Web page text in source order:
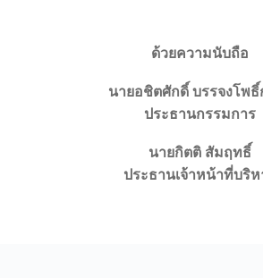
ด้วยความนับถือ
นายอชิตศักดิ์ บรรจงโพธิ์
ประธานกรรมการ
นายกิตติ สัมฤทธิ์
ประธานเจ้าหน้าที่บริห